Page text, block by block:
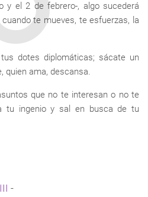
y el 2 de febrero-, algo sucederá
te mueves, te esfuerzas, la
dotes diplomáticas; sácate un
quien ama, descansa.
que no te interesan o no te
tu ingenio y sal en busca de tu
-